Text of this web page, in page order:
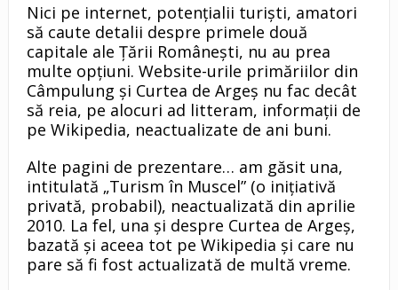
Nici pe internet, potenţialii turişti, amatori
să caute detalii despre primele două
capitale ale Ţării Româneşti, nu au prea
multe opţiuni. Website-urile primăriilor din
Câmpulung şi Curtea de Argeş nu fac decât
să reia, pe alocuri ad litteram, informaţii de
pe Wikipedia, neactualizate de ani buni.
Alte pagini de prezentare… am găsit una,
intitulată „Turism în Muscel” (o iniţiativă
privată, probabil), neactualizată din aprilie
2010. La fel, una şi despre Curtea de Argeş,
bazată şi aceea tot pe Wikipedia şi care nu
pare să fi fost actualizată de multă vreme.